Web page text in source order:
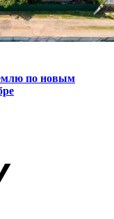
по новым